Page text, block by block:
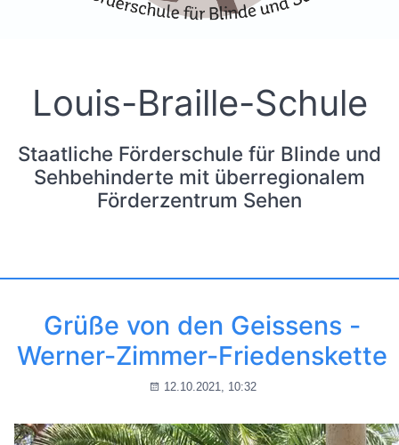
Louis-Braille-Schule
Staatliche Förderschule für Blinde und
Sehbehinderte mit überregionalem
Förderzentrum Sehen
Grüße von den Geissens -
Werner-Zimmer-Friedenskette
12.10.2021, 10:32